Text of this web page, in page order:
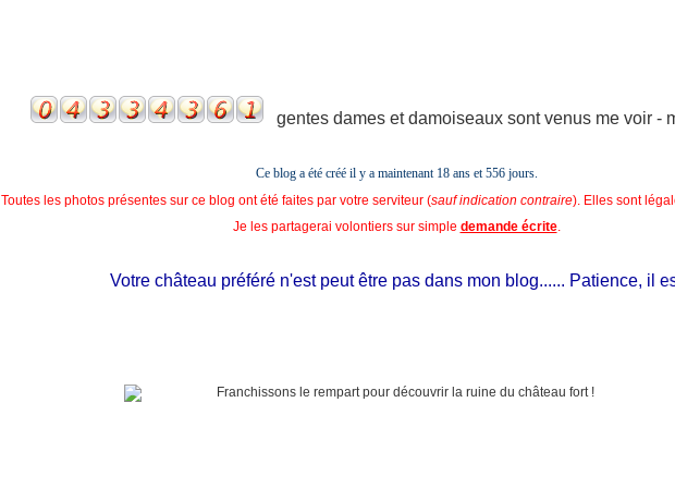
gentes dames et damoiseaux sont venus me voir -
Ce blog a été créé il y a maintenant 18 ans et 556 jours.
Toutes les photos présentes sur ce blog ont été faites par votre serviteur (sauf indication contraire). Elles sont
Je les partagerai volontiers sur simple demande écrite.
Votre château préféré n'est peut être pas dans mon blog...... Patience, il est